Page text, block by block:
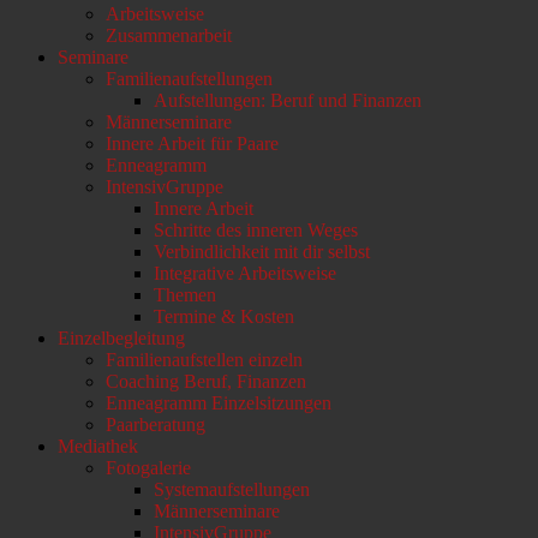
Arbeitsweise
Zusammenarbeit
Seminare
Familienaufstellungen
Aufstellungen: Beruf und Finanzen
Männerseminare
Innere Arbeit für Paare
Enneagramm
IntensivGruppe
Innere Arbeit
Schritte des inneren Weges
Verbindlichkeit mit dir selbst
Integrative Arbeitsweise
Themen
Termine & Kosten
Einzelbegleitung
Familienaufstellen einzeln
Coaching Beruf, Finanzen
Enneagramm Einzelsitzungen
Paarberatung
Mediathek
Fotogalerie
Systemaufstellungen
Männerseminare
IntensivGruppe